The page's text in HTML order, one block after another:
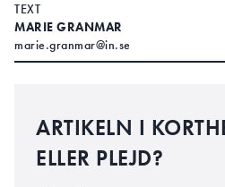
TEXT
MARIE GRANMAR
marie.granmar@in.se
ARTIKELN I
ELLER PLEJD?